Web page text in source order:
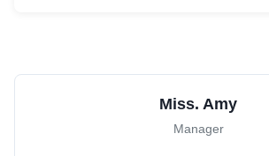
Miss. Amy
Manager